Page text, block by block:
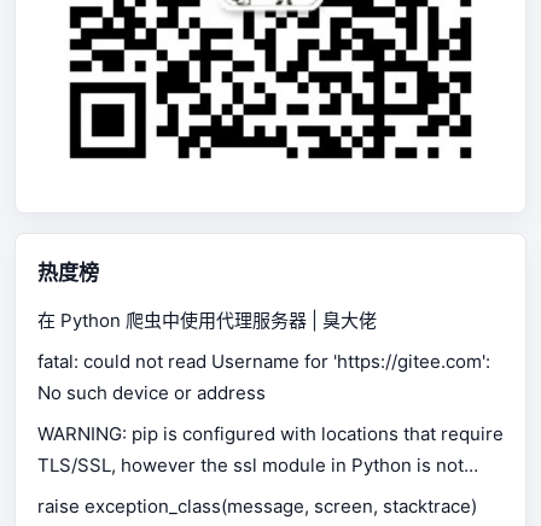
热度榜
在 Python 爬虫中使用代理服务器 | 臭大佬
fatal: could not read Username for 'https://gitee.com':
No such device or address
WARNING: pip is configured with locations that require
TLS/SSL, however the ssl module in Python is not
available.
raise exception_class(message, screen, stacktrace)